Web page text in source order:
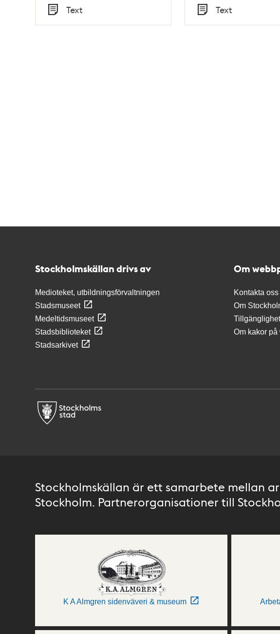
Tid
Typ
Text Tid
Typ
Text
Stockholmskällan drivs av
Medioteket, utbildningsförvaltningen
Stadsmuseet
Medeltidsmuseet
Stadsbiblioteket
Stadsarkivet
Om
Kontakta oss
Om
Om kakor
Stockholmskällan är ett samarbete mellan
Stockholm. Partnerorganisationer till
K A Almgren sidenväveri & museum